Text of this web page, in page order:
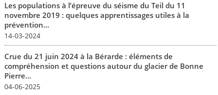
Les populations à l’épreuve du séisme du Teil du 11
novembre 2019 : quelques apprentissages utiles à la
prévention...
14-03-2024
Crue du 21 juin 2024 à la Bérarde : éléments de
compréhension et questions autour du glacier de Bonne
Pierre...
04-06-2025